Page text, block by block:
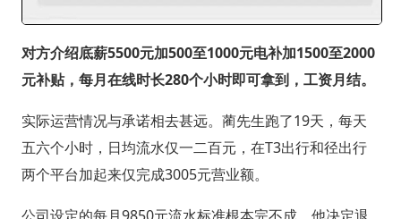
对方介绍底薪5500元加500至1000元电补加1500至2000
元补贴，每月在线时长280个小时即可拿到，工资月结。
实际运营情况与承诺相去甚远。蔺先生跑了19天，每天
五六个小时，日均流水仅一二百元，在T3出行和径出行
两个平台加起来仅完成3005元营业额。